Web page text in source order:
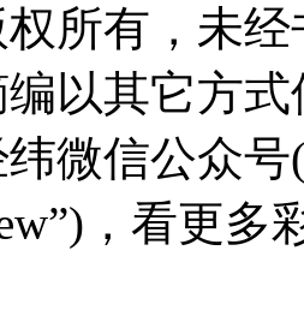
所有，未
以其它方式
微信公众
，看更多